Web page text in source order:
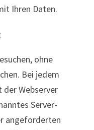
Ihren Daten.
ohne
Bei jedem
Webserver
Server-
angeforderten